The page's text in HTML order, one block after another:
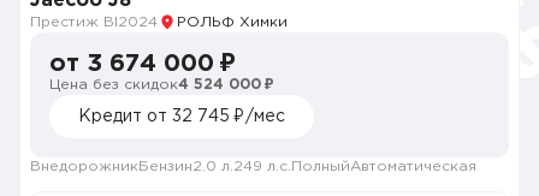
Престиж BI 2024 РОЛЬФ Химки
от 3 674 000 ₽
Цена без скидок4 524 000 ₽
Кредит от 32 745 ₽/мес
Внедорожник Бензин2.0 л. 249 л.с. ПолныйАвтоматическая